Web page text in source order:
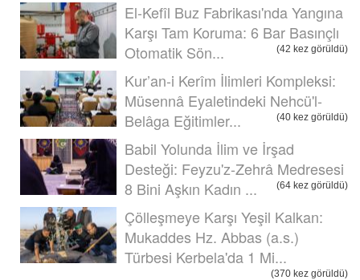
El-Kefîl Buz Fabrikası'nda Yangına
Karşı Tam Koruma: 6 Bar Basınçlı
Otomatik Sön...
(42 kez görüldü)
Kur’an-i Kerîm İlimleri Kompleksi:
Müsennâ Eyaletindeki Nehcü'l-
Belâga Eğitimler...
(40 kez görüldü)
Babil Yolunda İlim ve İrşad
Desteği: Feyzu'z-Zehrâ Medresesi
8 Bini Aşkın Kadın ...
(64 kez görüldü)
Çölleşmeye Karşı Yeşil Kalkan:
Mukaddes Hz. Abbas (a.s.)
Türbesi Kerbela'da 1 Mi...
(370 kez görüldü)